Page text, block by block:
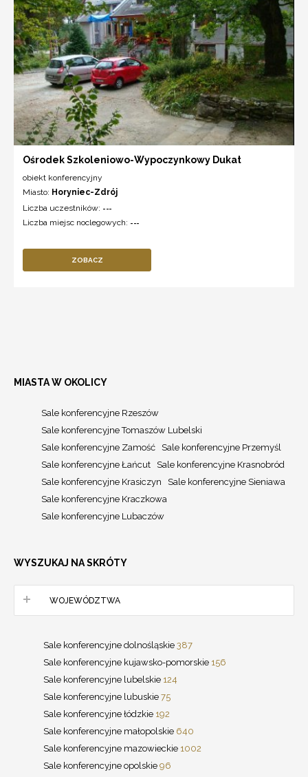
Ośrodek Szkoleniowo-Wypoczynkowy Dukat
obiekt konferencyjny
Miasto: Horyniec-Zdrój
Liczba uczestników: ---
Liczba miejsc noclegowych: ---
ZOBACZ
MIASTA W OKOLICY
Sale konferencyjne Rzeszów
Sale konferencyjne Tomaszów Lubelski
Sale konferencyjne Zamość
Sale konferencyjne Przemyśl
Sale konferencyjne Łańcut
Sale konferencyjne Krasnobród
Sale konferencyjne Krasiczyn
Sale konferencyjne Sieniawa
Sale konferencyjne Kraczkowa
Sale konferencyjne Lubaczów
WYSZUKAJ NA SKRÓTY
WOJEWÓDZTWA
Sale konferencyjne dolnośląskie 387
Sale konferencyjne kujawsko-pomorskie 156
Sale konferencyjne lubelskie 124
Sale konferencyjne lubuskie 75
Sale konferencyjne łódzkie 192
Sale konferencyjne małopolskie 640
Sale konferencyjne mazowieckie 1002
Sale konferencyjne opolskie 96